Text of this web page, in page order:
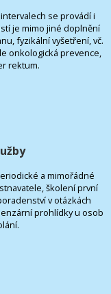
se provádí i
je mimo jiné doplnění
fyzikální vyšetření, vč.
onkologická prevence,
rektum.
a mimořádné
školení první
v otázkách
prohlídky u osob